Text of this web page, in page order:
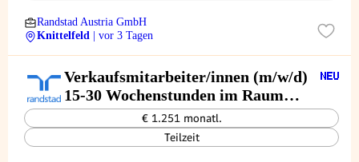
Randstad Austria GmbH
Knittelfeld
| vor 3 Tagen
Verkaufsmitarbeiter/innen (m/w/d)
15-30 Wochenstunden im Raum
Leoben und Umgebung!
€ 1.251 monatl.
Teilzeit